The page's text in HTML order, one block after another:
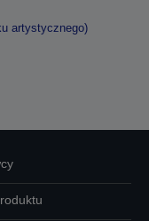
artystycznego)